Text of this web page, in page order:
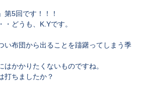
第5回です！！！
どうも、K.Yです。
い布団から出ることを躊躇ってしまう季
はかかりたくないものですね。
打ちましたか？